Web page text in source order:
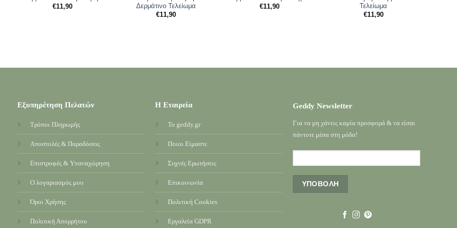
€11,90
Δερμάτινο Τελείωμα
€11,90
€11,90
Τελείωμα
€11,90
Εξυπηρέτηση Πελατών
Τρόποι Πληρωμής
Αποστολές & Παραδόσεις
Επιστροφές & Υπαναχώρηση
Ο λογαριασμός μου
Όροι Χρήσης
Πολιτική Απορρήτου
Η Εταιρεία
Το geddy.gr
Ποιοι Είμαστε
Συχνές Ερωτήσεις
Επικοινωνία
Πολιτική Cookies
Εργαλεία GDPR
Geddy Newsletter
Για να μη χάνεις καμία προσφορά & να είσαι
πάντοτε μέσα στη μόδα!